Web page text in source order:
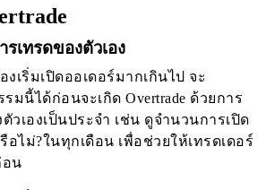
เทรดของตัวเอง
งเริ่มเปิดออเดอร์มากเกินไป จะ
มนี้ได้ก่อนจะเกิด Overtrade ด้วยการ
วเองเป็นประจำ เช่น ดูจำนวนการเปิด
อไม่?ในทุกเดือน เพื่อช่วยให้เทรดเดอร์
น